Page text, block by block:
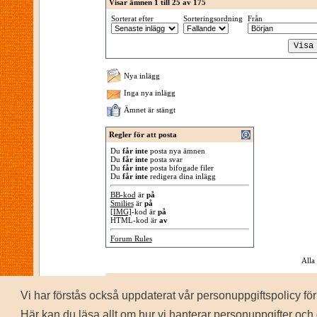
Vi har förstås också uppdaterat vår personuppgiftspolicy
Här kan du läsa allt om hur vi hanterar personuppgifter och
Visar ämnen 1 till 25 av 175
Sorterat efter
Sorteringsordning Från
Nya inlägg
Inga nya inlägg
Ämnet är stängt
Regler för att posta
Du får inteposta nya ämnen
Du får inteposta svar
Du får inteposta bifogade filer
Du får interedigera dina inlägg
BB-kod är på
Smiliesär på
[IMG]-kod är på
HTML-kod är av
Forum Rules
Alla